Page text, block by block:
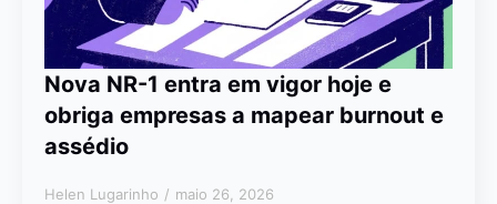
Nova NR-1 entra em vigor hoje e
obriga empresas a mapear burnout e
assédio
Helen Lugarinho maio 26, 2026